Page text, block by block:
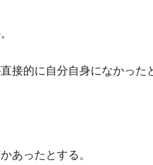
接的に自分自身になかった
あったとする。